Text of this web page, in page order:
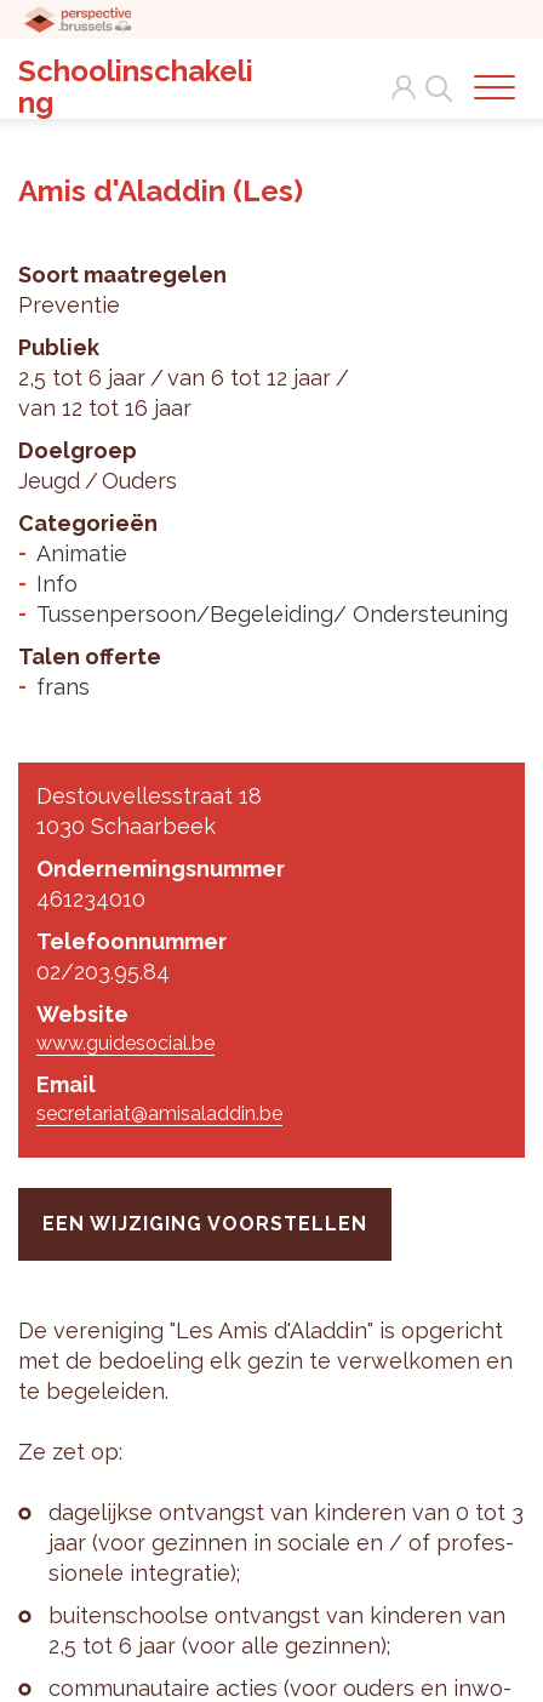
Schoolinschakeli
ng
Search
Amis d'Aladdin (Les)
Soort maatregelen
Preventie
Publiek
2,5 tot 6 jaar
van 6 tot 12 jaar
van 12 tot 16 jaar
Doelgroep
Jeugd
Ouders
Categorieën
Animatie
Info
Tussenpersoon/Begeleiding/ Ondersteuning
Talen offerte
frans
Destouvellesstraat 18
1030 Schaarbeek
Ondernemingsnummer
461234010
Telefoonnummer
02/203.95.84
Website
www.guidesocial.be
Email
secretariat@amisaladdin.be
EEN WIJZIGING VOORSTELLEN
De ver­e­ni­ging "Les Amis d'Alad­din" is op­ge­richt
met de be­doe­ling elk gezin te ver­wel­ko­men en
te be­ge­lei­den.
Ze zet op:
da­ge­lijk­se ont­vangst van kin­de­ren van 0 tot 3
jaar (voor ge­zin­nen in so­ci­a­le en / of pro­fes­
si­o­ne­le in­te­gra­tie);
bui­ten­school­se ont­vangst van kin­de­ren van
2,5 tot 6 jaar (voor alle ge­zin­nen);
com­mu­nau­tai­re ac­ties (voor ou­ders en in­wo­